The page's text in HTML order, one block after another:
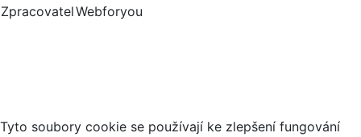
ZpracovatelWebforyou
Tyto soubory cookie se používají ke zlepšení fungování